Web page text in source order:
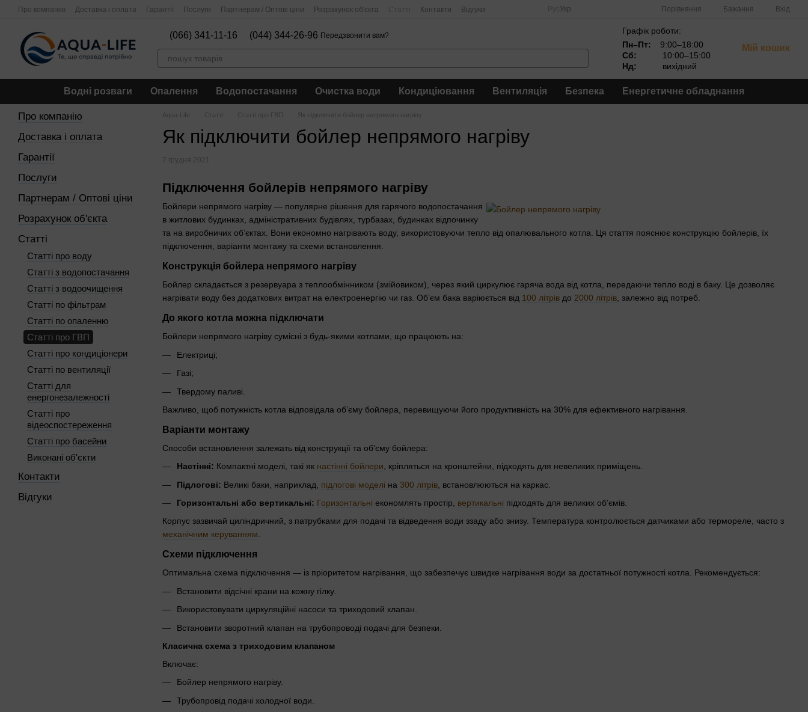
Перейти до основного контенту
Про компанію Доставка і оплата Гарантії Послуги Партнерам / Оптові ціни Розрахунок об'єкта Контакти Відгуки Укр Порівняння Бажання Вхід
(066) 341-11-16 (044) 344-26-96 Передзвонити вам?
Графік роботи:
Пн–Пт:
9:00–18:00
Сб:
10:00–15:00
Нд:
вихідний
Мій кошик
Водні розваги Опалення Водопостачання Очистка води Кондиціювання Вентиляція Безпека Енергетичне обладнання
Aqua-Life Статті Статті про ГВП Як підключити бойлер непрямого нагріву
Як підключити бойлер непрямого нагріву
7 грудня 2021
Підключення бойлерів непрямого нагріву
Бойлери непрямого нагріву — популярне рішення для гарячого водопостачання
в житлових будинках, адміністративних будівлях, турбазах, будинках відпочинку
та на виробничих об’єктах. Вони економно нагрівають воду, використовуючи тепло від опалювального котла. Ця стаття пояснює конструкцію бойлерів, їх
підключення, варіанти монтажу та схеми встановлення.
Конструкція бойлера непрямого нагріву
Бойлер складається з резервуара з теплообмінником (змійовиком), через який циркулює гаряча вода від котла, передаючи тепло воді в баку. Це дозволяє
нагрівати воду без додаткових витрат на електроенергію чи газ. Об’єм бака варіюється від 100 літрів до 2000 літрів, залежно від потреб.
До якого котла можна підключати
Бойлери непрямого нагріву сумісні з будь-якими котлами, що працюють на:
Електриці;
Газі;
Твердому паливі.
Важливо, щоб потужність котла відповідала об’єму бойлера, перевищуючи його продуктивність на 30% для ефективного нагрівання.
Варіанти монтажу
Способи встановлення залежать від конструкції та об’єму бойлера:
Настінні: Компактні моделі, такі як настінні бойлери, кріпляться на кронштейни, підходять для невеликих приміщень.
Підлогові: Великі баки, наприклад, підлогові моделі на 300 літрів , встановлюються на каркас.
Горизонтальні або вертикальні: Горизонтальні економлять простір, вертикальні підходять для великих об’ємів.
Корпус зазвичай циліндричний, з патрубками для подачі та відведення води ззаду або знизу. Температура контролюється датчиками або термореле, часто з
механічним керуванням.
Схеми підключення
Оптимальна схема підключення — із пріоритетом нагрівання, що забезпечує швидке нагрівання води за достатньої потужності котла. Рекомендується:
Встановити відсічні крани на кожну гілку.
Використовувати циркуляційні насоси та триходовий клапан.
Встановити зворотний клапан на трубопроводі подачі для безпеки.
Класична схема з триходовим клапаном
Включає:
Бойлер непрямого нагріву.
Трубопровід подачі холодної води.
Про компанію
Доставка і оплата
Гарантії
Послуги
Партнерам / Оптові ціни
Розрахунок об'єкта
Статті
Статті про воду
Статті з водопостачання
Статті з водоочищення
Статті по фільтрам
Статті по опаленню
Статті про ГВП
Статті про кондиціонери
Статті по вентиляції
Статті для
енергонезалежності
Статті про
відеоспостереження
Статті про басейни
Виконані об'єкти
Контакти
Відгуки